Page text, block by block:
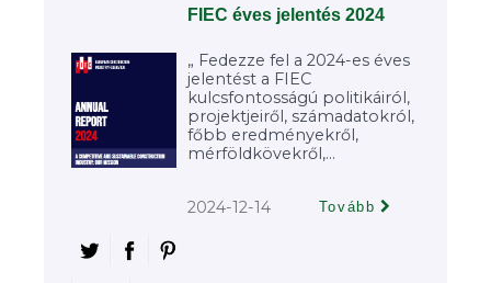
FIEC éves jelentés 2024
„ Fedezze fel a 2024-es éves
jelentést a FIEC
kulcsfontosságú politikáiról,
projektjeiről, számadatokról,
főbb eredményekről,
mérföldkövekről,...
2024-12-14 Tovább